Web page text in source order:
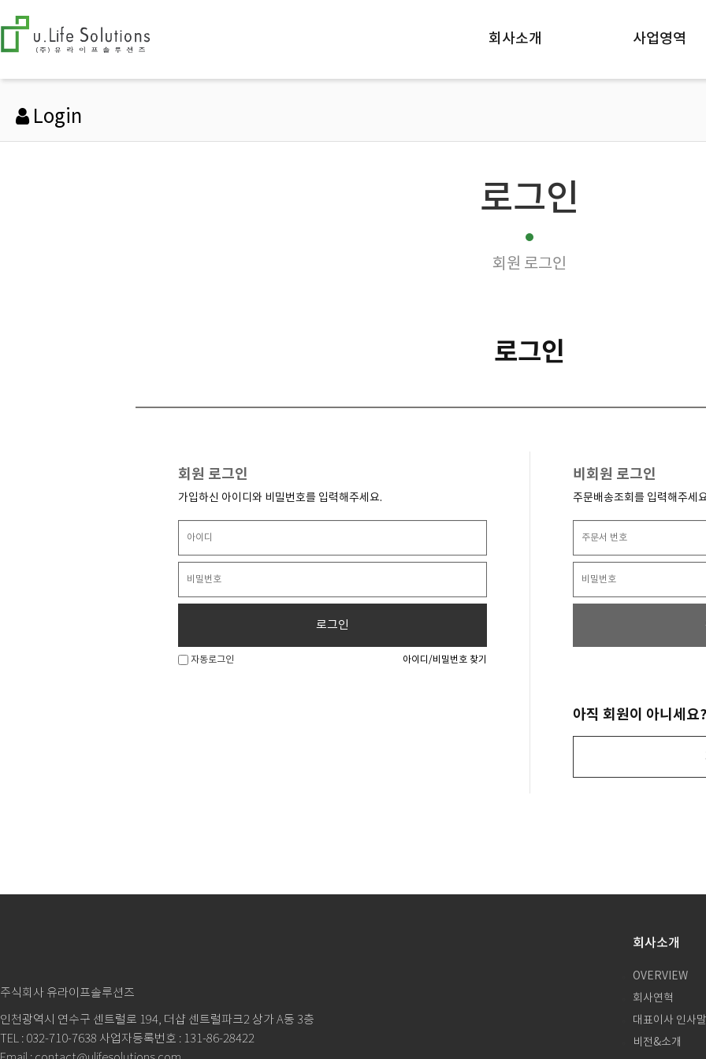
회사소개 사업영역
Login
로그인
회원 로그인
로그인
회원 로그인
가입하신 아이디와 비밀번호를 입력해주세요.
로그인
자동로그인 아이디/비밀번호 찾기
비회원 로그인
주문배송조회를 입력해주세
아직 회원이 아니세요?
주식회사 유라이프솔루션즈
인천광역시 연수구 센트럴로 194, 더샵 센트럴파크2 상가 A동 3층
TEL : 032-710-7638 사업자등록번호 : 131-86-28422
회사소개
OVERVIEW
회사연혁
대표이사 인사말
비전&소개